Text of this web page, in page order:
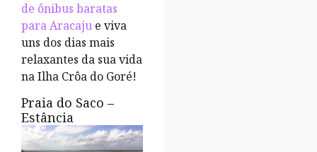
de ônibus baratas
para Aracaju e viva
uns dos dias mais
relaxantes da sua vida
na Ilha Crôa do Goré!
Praia do Saco –
Estância